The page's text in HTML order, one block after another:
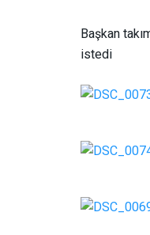
Başkan
istedi